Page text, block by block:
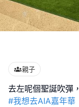
親子
#我想去AIA嘉年華